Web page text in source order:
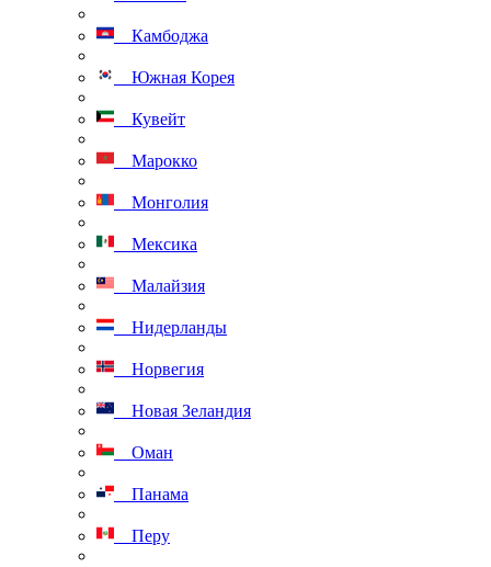
Камбоджа
Южная Корея
Кувейт
Марокко
Монголия
Мексика
Малайзия
Нидерланды
Норвегия
Новая Зеландия
Оман
Панама
Перу